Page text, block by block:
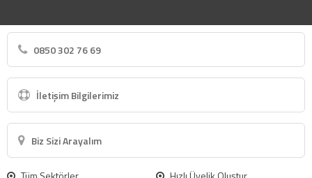
0850 302 76 69
İletişim Bilgilerimiz
Biz Sizi Arayalım